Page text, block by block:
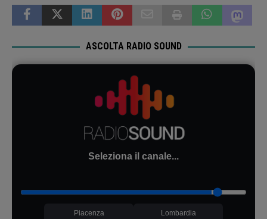
ASCOLTA RADIO SOUND
Seleziona il canale...
Piacenza Lombardia